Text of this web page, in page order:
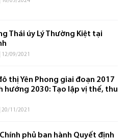
Thái úy Lý Thường Kiệt tại
| 12/09/2021
thị Yên Phong giai đoạn 2017
hướng 2030: Tạo lập vị thế, thu
| 20/11/2021
phủ ban hành Quyết định